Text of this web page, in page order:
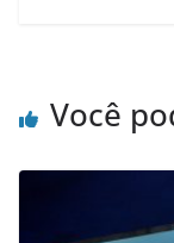
Você